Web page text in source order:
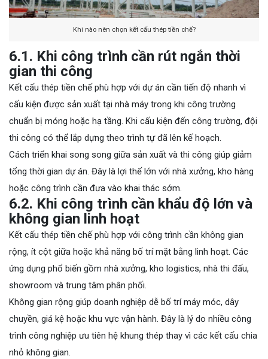
Khi nào nên chọn kết cấu thép tiền chế?
6.1. Khi công trình cần rút ngắn thời
gian thi công
Kết cấu thép tiền chế phù hợp với dự án cần tiến độ nhanh vì
cấu kiện được sản xuất tại nhà máy trong khi công trường
chuẩn bị móng hoặc hạ tầng. Khi cấu kiện đến công trường, đội
thi công có thể lắp dựng theo trình tự đã lên kế hoạch.
Cách triển khai song song giữa sản xuất và thi công giúp giảm
tổng thời gian dự án. Đây là lợi thế lớn với nhà xưởng, kho hàng
hoặc công trình cần đưa vào khai thác sớm.
6.2. Khi công trình cần khẩu độ lớn và
không gian linh hoạt
Kết cấu thép tiền chế phù hợp với công trình cần không gian
rộng, ít cột giữa hoặc khả năng bố trí mặt bằng linh hoạt. Các
ứng dụng phổ biến gồm nhà xưởng, kho logistics, nhà thi đấu,
showroom và trung tâm phân phối.
Không gian rộng giúp doanh nghiệp dễ bố trí máy móc, dây
chuyền, giá kệ hoặc khu vực vận hành. Đây là lý do nhiều công
trình công nghiệp ưu tiên hệ khung thép thay vì các kết cấu chia
nhỏ không gian.